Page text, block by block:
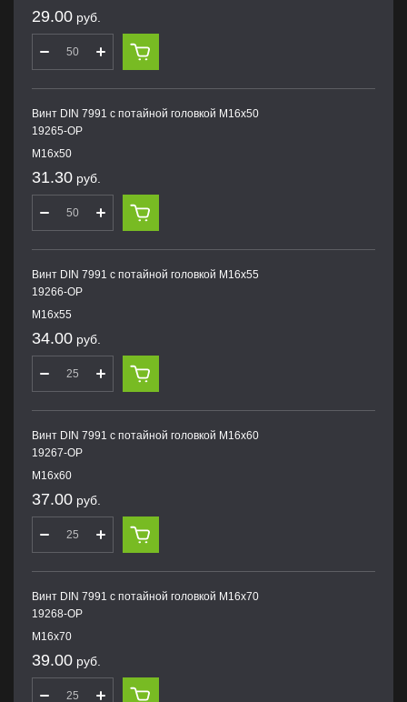
29.00 руб.
Винт DIN 7991 с потайной головкой M16х50
19265-OP
M16х50
31.30 руб.
Винт DIN 7991 с потайной головкой M16х55
19266-OP
M16х55
34.00 руб.
Винт DIN 7991 с потайной головкой M16х60
19267-OP
M16х60
37.00 руб.
Винт DIN 7991 с потайной головкой M16х70
19268-OP
M16х70
39.00 руб.